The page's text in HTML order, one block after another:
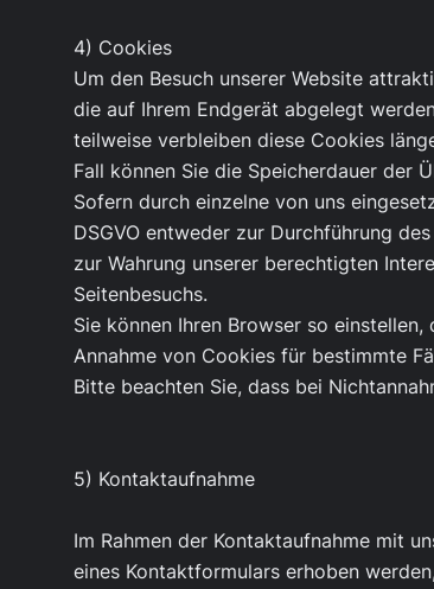
4) Cookies
Um den Besuch unserer Website
die auf Ihrem Endgerät abgelegt
teilweise verbleiben diese Cookies
Fall können Sie die Speicherdauer der
Sofern durch einzelne von uns
DSGVO entweder zur Durchführung
zur Wahrung unserer berechtigten
Seitenbesuchs.
Sie können Ihren Browser so
Annahme von Cookies für bestimmte
Bitte beachten Sie, dass bei
5) Kontaktaufnahme
Im Rahmen der Kontaktaufnahme mit
eines Kontaktformulars erhoben